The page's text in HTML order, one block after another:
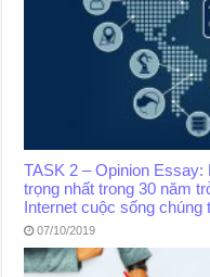
TASK 2 – Opinion Essay:
trọng nhất trong 30 năm
Internet cuộc sống chúng
07/10/2019